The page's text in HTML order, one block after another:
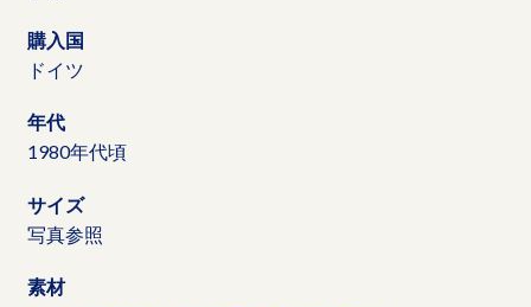
購入国
ドイツ
年代
1980年代頃
サイズ
写真参照
素材